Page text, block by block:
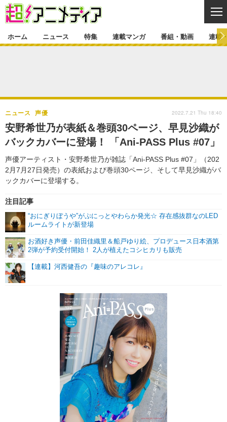
ゲーム・アプリ マンガ
グッズ イベント
声優 コスプレ
舞台
特集一覧 カバー
ラキりす
連載マンガ
連載マンガ一覧 連載一覧
番組・動画
番組・動画一覧 ラジオ
動画
連載・ブログ
連載・ブログ一覧 コラム
編集部ブログ・お知らせ
ホーム ニュース 特集 連載マンガ 番組・動画 連載
安野希世乃が表紙＆巻頭30ページ、早見沙織が
バックカバーに登場！ 「Ani-PASS Plus #07」
声優アーティスト・安野希世乃が雑誌「Ani-PASS Plus #07」（202
2月7月27日発売）の表紙および巻頭30ページ、そして早見沙織がバ
ックカバーに登場する。
ニュース 声優
注目記事
“おにぎりぼうや”がぷにっとやわらか発光☆ 存在感抜群なのLED
ルームライトが新登場
お酒好き声優・前田佳織里＆船戸ゆり絵、プロデュース日本酒第
2弾が予約受付開始！ 2人が植えたコシヒカリも販売
【連載】河西健吾の『趣味のアレコレ』
2022.7.21 Thu 18:40